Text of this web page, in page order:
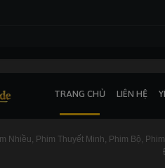
TRANG CHỦ LIÊN HỆ
Nhiều Phim Thuyết Minh Phim Bộ